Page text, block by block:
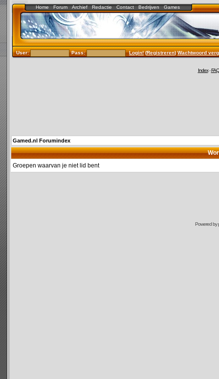
Home Forum Archief Redactie Contact Bedrijven Games
User: Pass: Login!(Registreren)Wachtwoord
Index-FAQ
Gamed.nl Forumindex
Groepen waarvan je niet lid bent
Powered by